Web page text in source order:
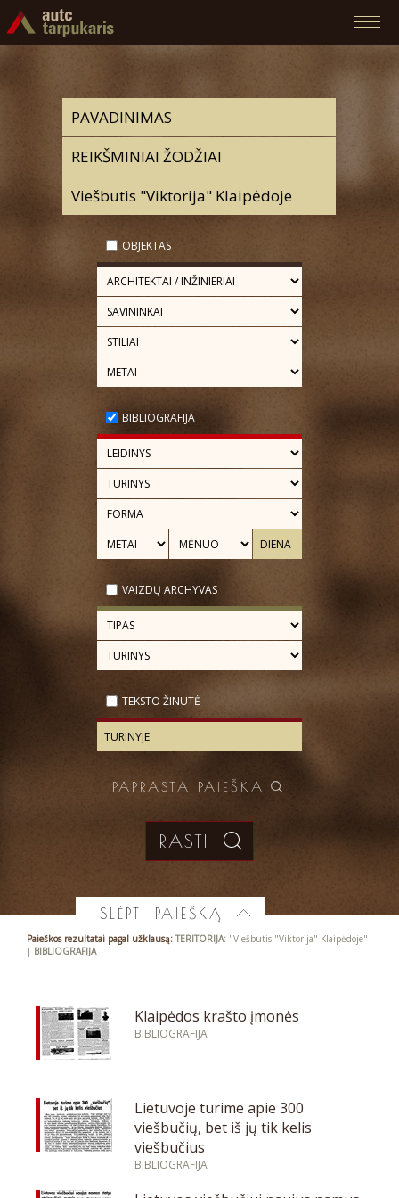
OBJEKTAS
BIBLIOGRAFIJA
VAIZDŲ ARCHYVAS
TEKSTO ŽINUTĖ
PAPRASTA PAIEŠKA
SLĖPTI PAIEŠKĄ
Paieškos rezultatai pagal užklausą: TERITORIJA: "Viešbutis "Viktorija" Klaipėdoje"
| BIBLIOGRAFIJA
Klaipėdos krašto įmonės
BIBLIOGRAFIJA
Lietuvoje turime apie 300
viešbučių, bet iš jų tik kelis
viešbučius
BIBLIOGRAFIJA